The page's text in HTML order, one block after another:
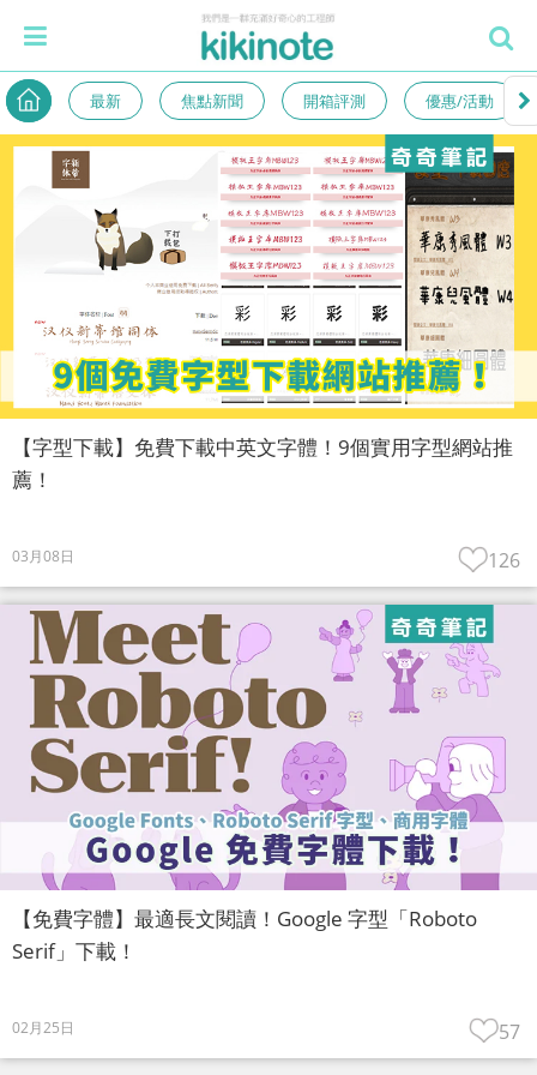
最新 焦點新聞 開箱評測 優惠/活動
【字型下載】免費下載中英文字體！9個實用字型網站推
薦！
03月08日 126
【免費字體】最適長文閱讀！Google 字型「Roboto
Serif」下載！
02月25日 57